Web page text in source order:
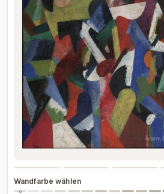
Wandfarbe wählen